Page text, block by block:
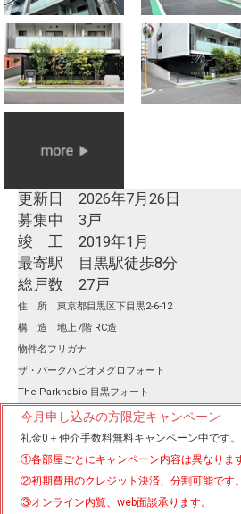
更新日 2026年7月26日
募集中 3戸
竣 工 2019年1月
最寄駅 目黒駅徒歩8分
総戸数 27戸
住 所 東京都目黒区下目黒2-6-12
構 造 地上7階 RC造
物件名フリガナ
ザ・パークハビオメグロフォート
The Parkhabio 目黒フォート
今月申し込みの方限定キャンペーン
礼金0 ＋ 仲介手数料無料キャンペーン中です。
①各部屋ごとにキャンペーン内容は異なりま
②初期費用のクレジット決済、分割可能です。
③オンライン内覧、web面談承ります。